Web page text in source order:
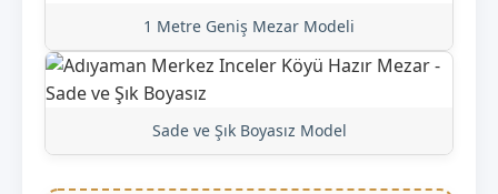
1 Metre Geniş Mezar Modeli
Sade ve Şık Boyasız Model